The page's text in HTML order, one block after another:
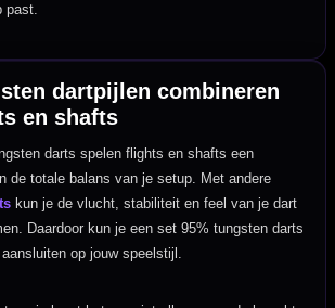
past.
dartpijlen combineren
en shafts
darts spelen flights en shafts een
de totale balans van je setup. Met andere
kun je de vlucht, stabiliteit en feel van je dart
Daardoor kun je een set 95% tungsten darts
op jouw speelstijl.